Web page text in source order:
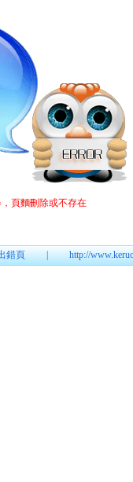
，頁麵刪除或不存在
錯頁|http://